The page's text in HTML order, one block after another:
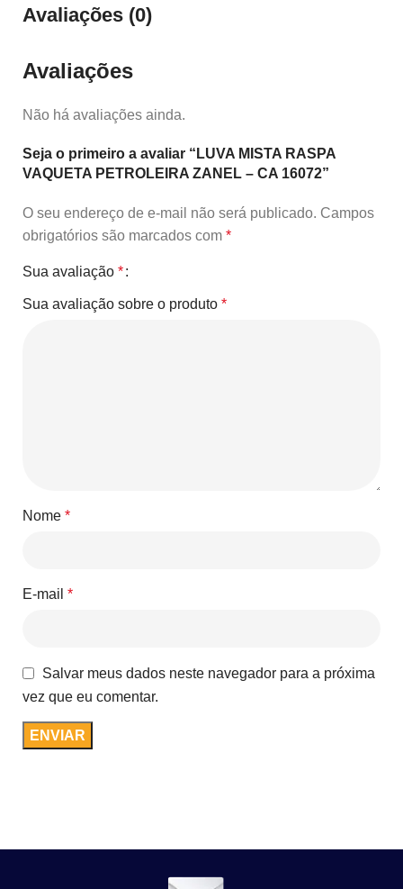
Avaliações (0)
Avaliações
Não há avaliações ainda.
Seja o primeiro a avaliar “LUVA MISTA RASPA
VAQUETA PETROLEIRA ZANEL – CA 16072”
O seu endereço de e-mail não será publicado. Campos
obrigatórios são marcados com *
Sua avaliação *
Sua avaliação sobre o produto *
Nome *
E-mail *
Salvar meus dados neste navegador para a próxima
vez que eu comentar.